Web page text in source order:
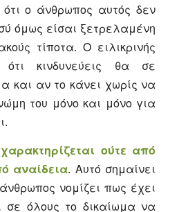
ο άνθρωπος αυτός δεν
όμως είσαι ξετρελαμένη
τίποτα. Ο ειλικρινής
κινδυνεύεις θα σε
και αν το κάνει χωρίς να
του μόνο και μόνο για
ούτε από
αναίδεια. Αυτό σημαίνει
νομίζει πως έχει
σε όλους το δικαίωμα να